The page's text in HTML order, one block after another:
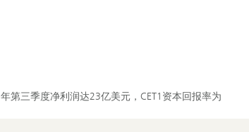
年第三季度净利润达23亿美元，CET1资本回报率为